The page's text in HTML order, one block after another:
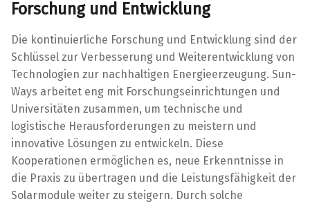
Forschung und Entwicklung
Die kontinuierliche Forschung und Entwicklung sind der
Schlüssel zur Verbesserung und Weiterentwicklung von
Technologien zur nachhaltigen Energieerzeugung. Sun-
Ways arbeitet eng mit Forschungseinrichtungen und
Universitäten zusammen, um technische und
logistische Herausforderungen zu meistern und
innovative Lösungen zu entwickeln. Diese
Kooperationen ermöglichen es, neue Erkenntnisse in
die Praxis zu übertragen und die Leistungsfähigkeit der
Solarmodule weiter zu steigern. Durch solche